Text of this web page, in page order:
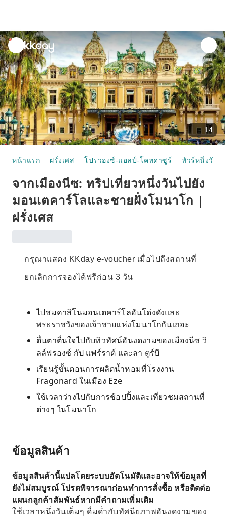
unread
notifications
14
หน้าแรก ฝรั่งเศส โปรวองซ์-แอลป์-โคทดาซูร์ ทัวร์หนึ่งวัน
จากเมืองนีซ: ทริปเที่ยวหนึ่งวันไปยัง
มอนเตคาร์โลและชายฝั่งโมนาโก |
ฝรั่งเศส
กรุณาแสดง KKday e-voucher เมื่อไปถึงสถานที่
ยกเลิกการจองได้ฟรีก่อน 3 วัน
ไปชมคาสิโนมอนเตคาร์โลอันโด่งดังและ
พระราชวังของเจ้าชายแห่งโมนาโกกันเถอะ
ตื่นตาตื่นใจไปกับทิวทัศน์อันงดงามของเมืองนีซ วิ
ลล์ฟรองซ์ กัป แฟร์ราต์ และลา ตูร์บี
เรียนรู้ขั้นตอนการผลิตน้ำหอมที่โรงงาน
Fragonard ในเมือง Eze
ใช้เวลาว่างไปกับการช้อปปิ้งและเที่ยวชมสถานที่
ต่างๆ ในโมนาโก
ข้อมูลสินค้า
ข้อมูลสินค้านี้แปลโดยระบบอัตโนมัติและอาจให้ข้อมูลที่
ยังไม่สมบูรณ์ โปรดพิจารณาก่อนทำการสั่งซื้อ หรือติดต่อ
แผนกลูกค้าสัมพันธ์หากมีคำถามเพิ่มเติม
ใช้เวลาหนึ่งวันเต็มๆ ดื่มด่ำกับทัศนียภาพอันงดงามของ